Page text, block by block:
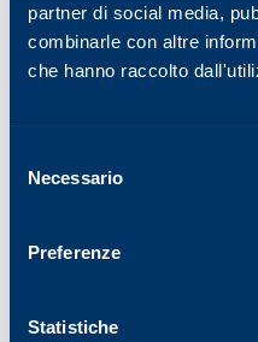
partner di social media,
combinarle con altre
che hanno raccolto
delNecessario
Preferenze
Statistiche
Ricerca per
Tipo di stampante
Colore
Nome del modello